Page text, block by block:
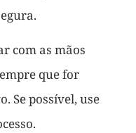
com as mãos
que for
Se possível, use